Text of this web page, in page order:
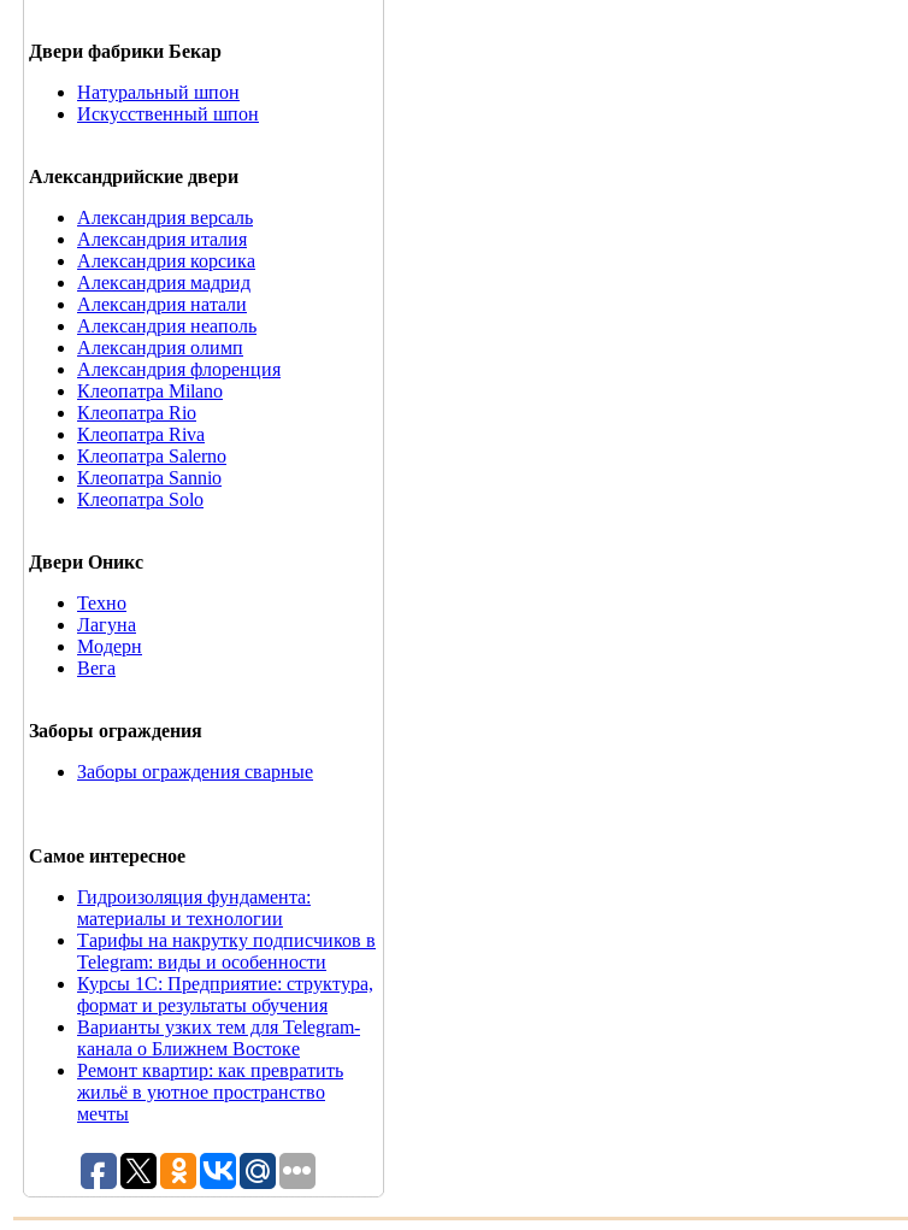
Двери фабрики Бекар
Натуральный шпон
Искусственный шпон
Александрийские двери
Александрия версаль
Александрия италия
Александрия корсика
Александрия мадрид
Александрия натали
Александрия неаполь
Александрия олимп
Александрия флоренция
Клеопатра Milano
Клеопатра Rio
Клеопатра Riva
Клеопатра Salerno
Клеопатра Sannio
Клеопатра Solo
Двери Оникс
Техно
Лагуна
Модерн
Вега
Заборы ограждения
Заборы ограждения сварные
Самое интересное
Гидроизоляция фундамента:
материалы и технологии
Тарифы на накрутку подписчиков в
Telegram: виды и особенности
Курсы 1С: Предприятие: структура,
формат и результаты обучения
Варианты узких тем для Telegram-
канала о Ближнем Востоке
Ремонт квартир: как превратить
жильё в уютное пространство
мечты